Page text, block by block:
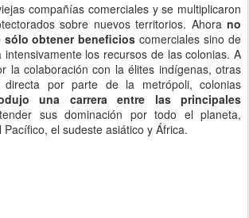
compañías comerciales y se multiplicaron
sobre nuevos territorios. Ahora no
obtener beneficios comerciales sino de
los recursos de las colonias. A
la colaboración con la élites indígenas, otras
directa por parte de la metrópoli, colonias
una carrera entre las principales
sus dominación por todo el planeta,
el sudeste asiático y África.